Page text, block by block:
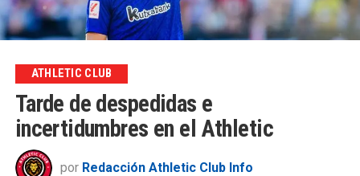
ATHLETIC CLUB
Tarde de despedidas e
incertidumbres en el Athletic
por Redacción Athletic Club Info